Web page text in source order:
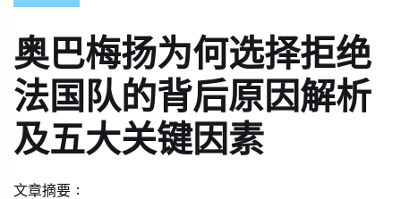
奥巴梅扬为何选择拒绝
法国队的背后原因解析
及五大关键因素
文章摘要：